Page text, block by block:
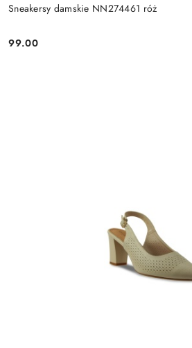
Sneakersy damskie NN274461 róż
Cena:
99.00